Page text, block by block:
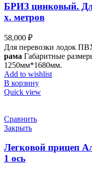
БРИЗ цинковый.
х. метров
58,000 ₽
Для перевозки лодок
рама Габаритные
1250мм*1680мм.
Add to wishlist
В корзину
Quick view
Сравнить
Закрыть
Легковой прицеп
1 ось